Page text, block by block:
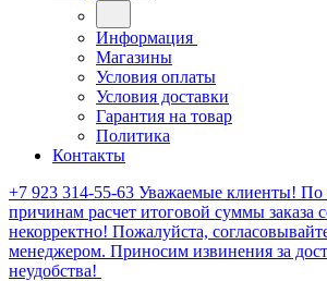
Информация
Магазины
Условия оплаты
Условия доставки
Гарантия на товар
Политика
Контакты
+7 923 314-55-63 Уважаемые клиенты! По
причинам расчет итоговой суммы заказа
некорректно! Пожалуйста,
менеджером. Приносим извинения за
неудобства!